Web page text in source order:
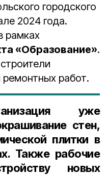
городского
2024 года.
рамках
«Образование».
работ.
уже
стен,
плитки в
Также рабочие
новых